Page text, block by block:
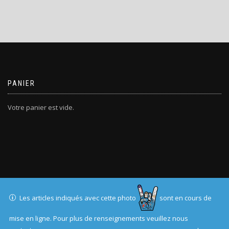
Les articles indiqués avec cette photo sont en cours de
mise en ligne. Pour plus de renseignements veuillez nous
page
PANIER
Votre panier est vide.
T-SHIRTERIE.COM
WordPress